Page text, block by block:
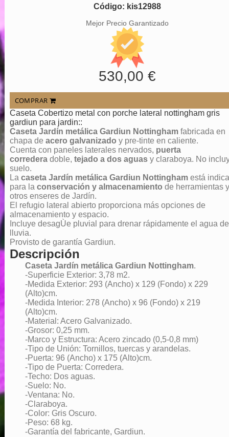
Código: kis12988
Mejor Precio Garantizado
530,00 €
COMPRAR
Caseta Cobertizo metal con porche lateral nottingham gris
gardiun para jardin::
Caseta Jardín metálica Gardiun Nottinghamfabricada en
chapa de acero galvanizado y pre-tinte en caliente.
Cuenta con paneles laterales nervados, puerta
correderadoble, tejado a dos aguasy claraboya. No
suelo.
La caseta Jardín metálica Gardiun Nottinghamestá
para la conservación y almacenamiento de herramientas y
otros enseres de Jardín.
El refugio lateral abierto proporciona más opciones de
almacenamiento y espacio.
Incluye desagÙe pluvial para drenar rápidamente el agua de
lluvia.
Provisto de garantía Gardiun.
Descripción
Caseta Jardín metálica Gardiun Nottingham.
-Superficie Exterior: 3,78 m2.
-Medida Exterior: 293 (Ancho) x 129 (Fondo) x 229
(Alto)cm.
-Medida Interior: 278 (Ancho) x 96 (Fondo) x 219
(Alto)cm.
-Material: Acero Galvanizado.
-Grosor: 0,25 mm.
-Marco y Estructura: Acero zincado (0,5-0,8 mm)
-Tipo de Unión: Tornillos, tuercas y arandelas.
-Puerta: 96 (Ancho) x 175 (Alto)cm.
-Tipo de Puerta: Corredera.
-Techo: Dos aguas.
-Suelo: No.
-Ventana: No.
-Claraboya.
-Color: Gris Oscuro.
-Peso: 68 kg.
-Garantía del fabricante, Gardiun.